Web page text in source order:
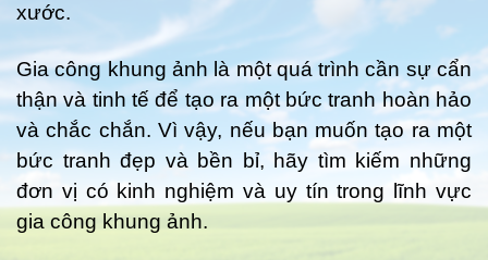
xước.
Gia công khung ảnh là một quá trình cần sự cẩn
thận và tinh tế để tạo ra một bức tranh hoàn hảo
và chắc chắn. Vì vậy, nếu bạn muốn tạo ra một
bức tranh đẹp và bền bỉ, hãy tìm kiếm những
đơn vị có kinh nghiệm và uy tín trong lĩnh vực
gia công khung ảnh.